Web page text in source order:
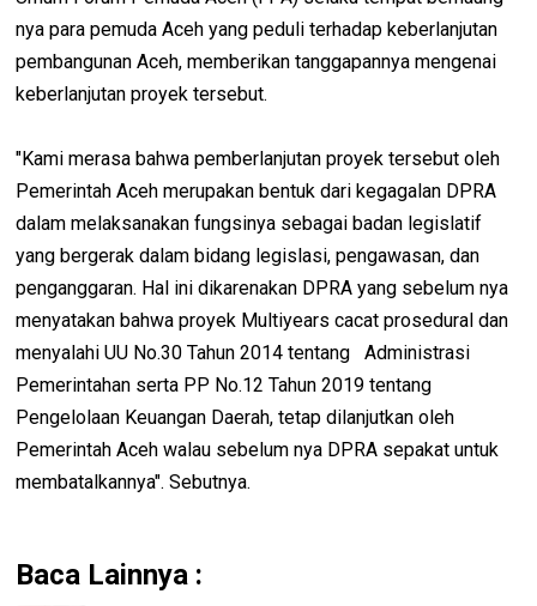
nya para pemuda Aceh yang peduli terhadap keberlanjutan
pembangunan Aceh, memberikan tanggapannya mengenai
keberlanjutan proyek tersebut.
"Kami merasa bahwa pemberlanjutan proyek tersebut oleh
Pemerintah Aceh merupakan bentuk dari kegagalan DPRA
dalam melaksanakan fungsinya sebagai badan legislatif
yang bergerak dalam bidang legislasi, pengawasan, dan
penganggaran. Hal ini dikarenakan DPRA yang sebelum nya
menyatakan bahwa proyek Multiyears cacat prosedural dan
menyalahi UU No.30 Tahun 2014 tentang Administrasi
Pemerintahan serta PP No.12 Tahun 2019 tentang
Pengelolaan Keuangan Daerah, tetap dilanjutkan oleh
Pemerintah Aceh walau sebelum nya DPRA sepakat untuk
membatalkannya". Sebutnya.
Baca Lainnya :